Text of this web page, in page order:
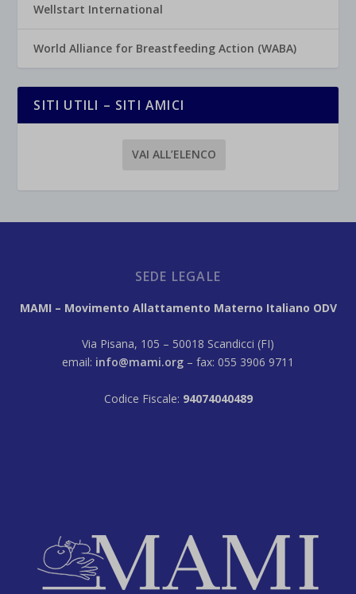
Wellstart International
World Alliance for Breastfeeding Action (WABA)
SITI UTILI – SITI AMICI
VAI ALL’ELENCO
SEDE LEGALE
MAMI – Movimento Allattamento Materno Italiano ODV
Via Pisana, 105 – 50018 Scandicci (FI)
email: info@mami.org – fax: 055 3906 9711
Codice Fiscale: 94074040489